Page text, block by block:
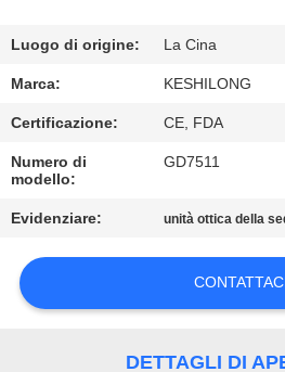
UNA
CITAZIONE
DEL
SITO
PRIVACY
POLICY
Luogo di origine: La Cina
Marca: KESHILONG
Certificazione: CE, FDA
Numero di
modello:
GD7511
Evidenziare: unità ottica della
DETTAGLI DI